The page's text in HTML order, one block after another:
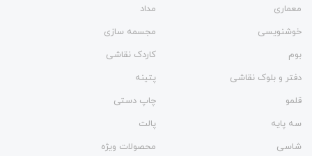
معماری
مداد
خوشنویسی
مجسمه سازی
بوم
کاردک نقاشی
دفتر و بلوک نقاشی
پتینه
قلمو
چاپ دستی
سه پایه
پالت
شاسی
محصولات ویژه